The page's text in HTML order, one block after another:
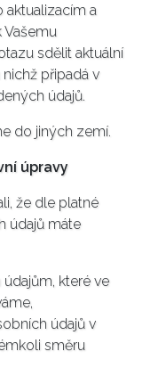
a
Vašemu
sdělit aktuální
připadá v
údajů.
do jiných zemí.
úpravy
že dle platné
údajů máte
které ve
údajů v
směru